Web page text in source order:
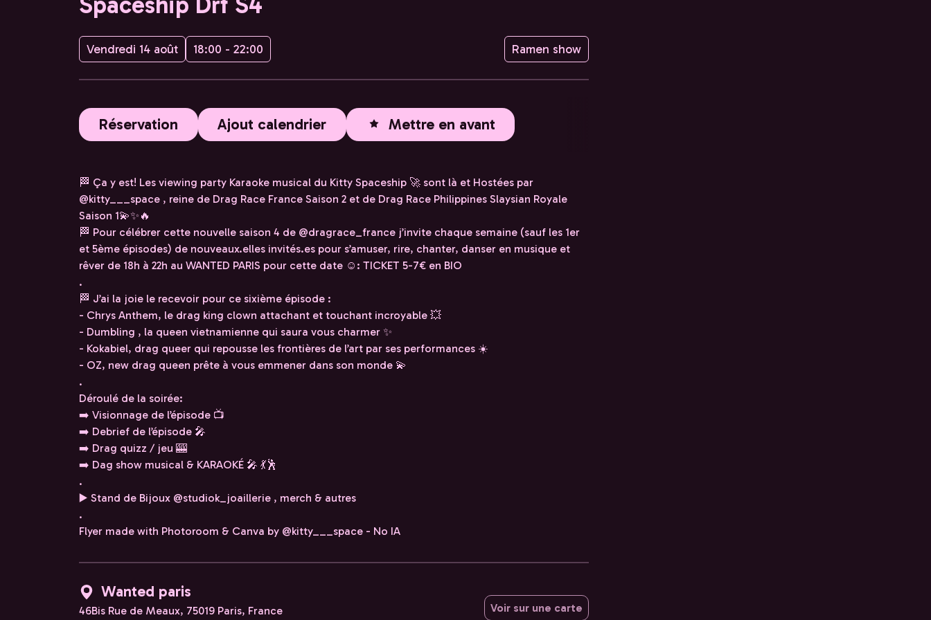
Vendredi 14 août 18:00 - 22:00 Ramen show
Réservation Ajout calendrier Mettre en avant
🏁 Ça y est! Les viewing party Karaoke musical du Kitty Spaceship 🚀 sont là et Hostées par
@kitty___space , reine de Drag Race France Saison 2 et de Drag Race Philippines Slaysian Royale
Saison 1💫✨🔥
🏁 Pour célébrer cette nouvelle saison 4 de @dragrace_france j’invite chaque semaine (sauf les 1er
et 5ème épisodes) de nouveaux.elles invités.es pour s’amuser, rire, chanter, danser en musique et
rêver de 18h à 22h au WANTED PARIS pour cette date ☺️: TICKET 5-7€ en BIO
.
🏁 J’ai la joie le recevoir pour ce sixième épisode :
- Chrys Anthem, le drag king clown attachant et touchant incroyable 💥
- Dumbling , la queen vietnamienne qui saura vous charmer ✨
- Kokabiel, drag queer qui repousse les frontières de l’art par ses performances ☀️
- OZ, new drag queen prête à vous emmener dans son monde 💫
.
Déroulé de la soirée:
➡️ Visionnage de l’épisode 📺
➡️ Debrief de l’épisode 🎤
➡️ Drag quizz / jeu 🎰
➡️ Dag show musical & KARAOKÉ 🎤 💃🕺
.
▶️ Stand de Bijoux @studiok_joaillerie , merch & autres
.
Flyer made with Photoroom & Canva by @kitty___space - No IA
Wanted paris
46Bis Rue de Meaux, 75019 Paris, France Voir sur une carte